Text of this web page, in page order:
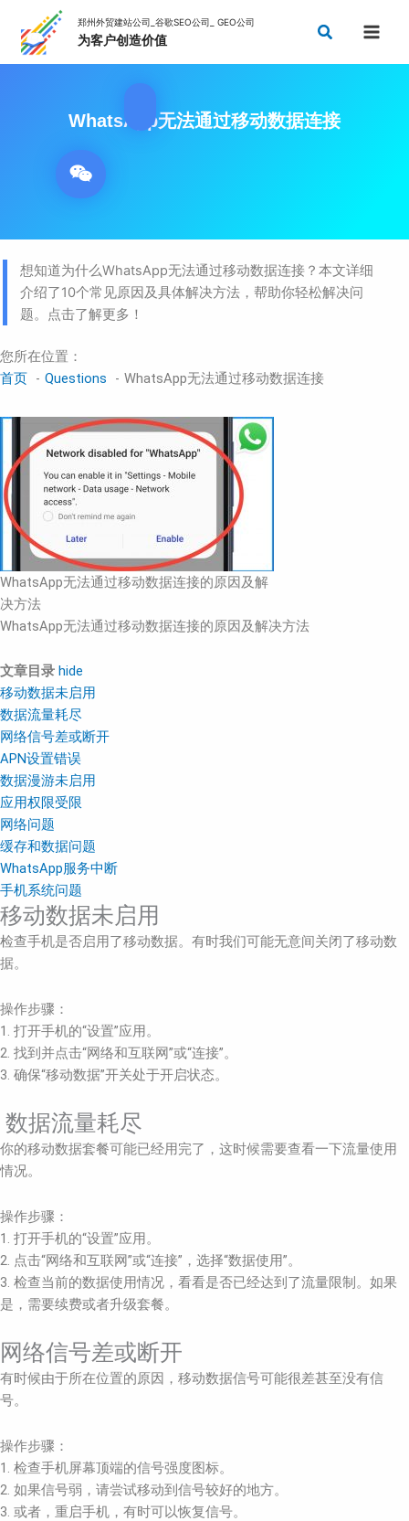
搜
WhatsApp无法通过移动数据连接
想知道为什么WhatsApp无法通过移动数据连接？本文详细
介绍了10个常见原因及具体解决方法，帮助你轻松解决问
题。点击了解更多！
您所在位置：
首页
Questions WhatsApp无法通过移动数据连接
WhatsApp无法通过移动数据连接的原因及解
决方法
WhatsApp无法通过移动数据连接的原因及解决方法
文章目录 hide
移动数据未启用
数据流量耗尽
网络信号差或断开
APN设置错误
数据漫游未启用
应用权限受限
网络问题
缓存和数据问题
WhatsApp服务中断
手机系统问题
移动数据未启用
检查手机是否启用了移动数据。有时我们可能无意间关闭了移动数
据。
操作步骤：
1. 打开手机的“设置”应用。
2. 找到并点击“网络和互联网”或“连接”。
3. 确保“移动数据”开关处于开启状态。
数据流量耗尽
你的移动数据套餐可能已经用完了，这时候需要查看一下流量使用
情况。
操作步骤：
1. 打开手机的“设置”应用。
2. 点击“网络和互联网”或“连接”，选择“数据使用”。
3. 检查当前的数据使用情况，看看是否已经达到了流量限制。如果
是，需要续费或者升级套餐。
网络信号差或断开
有时候由于所在位置的原因，移动数据信号可能很差甚至没有信
号。
操作步骤：
1. 检查手机屏幕顶端的信号强度图标。
2. 如果信号弱，请尝试移动到信号较好的地方。
3. 或者，重启手机，有时可以恢复信号。